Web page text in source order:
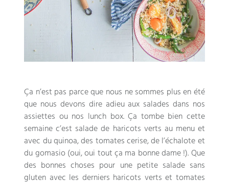
Ça n’est pas parce que nous ne sommes plus en été
que nous devons dire adieu aux salades dans nos
assiettes ou nos lunch box.Ça tombe bien cette
semaine c’est salade de haricots verts au menu et
avec du quinoa,des tomates cerise,de l’échalote et
du gomasio(oui,oui tout ça ma bonne dame!).Que
des bonnes choses pour une petite salade sans
gluten avec les derniers haricots verts et tomates